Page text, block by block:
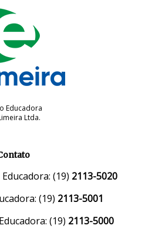
Educadora
Ltda.
(19) 2113-5020
(19) 2113-5001
(19) 2113-5000